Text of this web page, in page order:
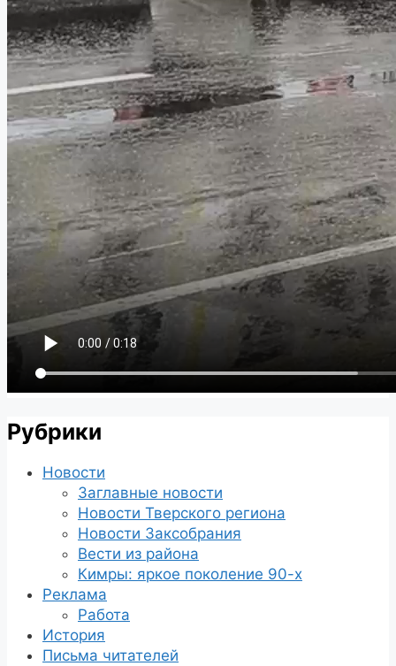
Рубрики
Новости
Заглавные новости
Новости Тверского региона
Новости Заксобрания
Вести из района
Кимры: яркое поколение 90-х
Реклама
Работа
История
Письма читателей